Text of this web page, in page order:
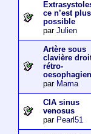
ce n’est plus
possible
par Julien
Artère sous
clavière
rétro-
par Mama
CIA sinus
venosus
par Pearl51